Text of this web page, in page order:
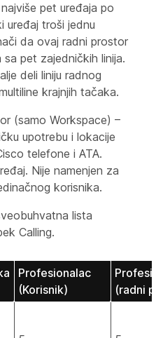
pet uređaja po
uređaj troši jednu
da ovaj radni prostor
pet zajedničkih linija.
deli liniju radnog
krajnjih tačaka.
(samo Workspace) –
upotrebu i lokacije
telefone i ATA.
Nije namenjen za
korisnika.
lista
Calling.
Profesionalac
(Korisnik)
(radni